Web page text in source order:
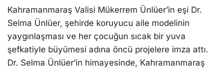
Kahramanmaraş Valisi Mükerrem Ünlüer’in eşi Dr.
Selma Ünlüer, şehirde koruyucu aile modelinin
yaygınlaşması ve her çocuğun sıcak bir yuva
şefkatiyle büyümesi adına öncü projelere imza attı.
Dr. Selma Ünlüer’in himayesinde, Kahramanmaraş